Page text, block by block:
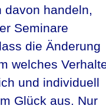
handeln,
Seminare
die Änderung
welches
und individuell
Glück aus. Nur